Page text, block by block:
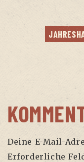
Deine E-Mail-
Erforderliche